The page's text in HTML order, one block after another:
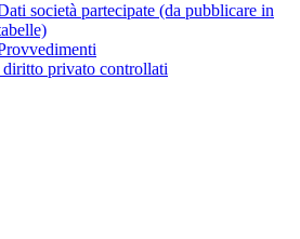
società partecipate (da pubblicare in
privato controllati